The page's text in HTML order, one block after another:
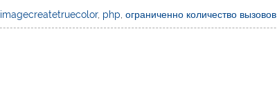
imagecreatetruecolor, php,ограниченно количество вызовов